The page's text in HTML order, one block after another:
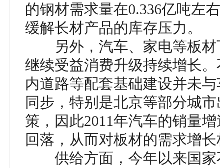
的钢材需求量在0.336亿吨左
缓解长材产品的库存压力。
另外，汽车、家电等板材
继续受益消费升级持续增长
内道路等配套基础建设并未
同步，特别是北京等部分城
策，因此2011年汽车的销量
回落，从而对板材的需求增
供给方面，今年以来国家